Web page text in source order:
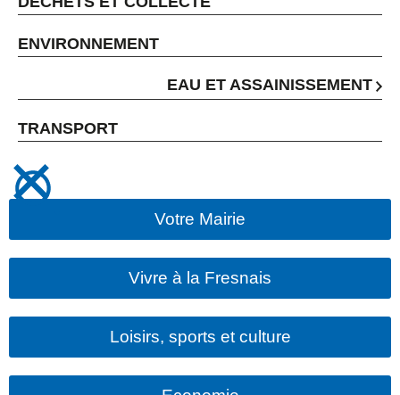
ENVIRONNEMENT
EAU ET ASSAINISSEMENT
TRANSPORT
Votre Mairie
Vivre à la Fresnais
Loisirs, sports et culture